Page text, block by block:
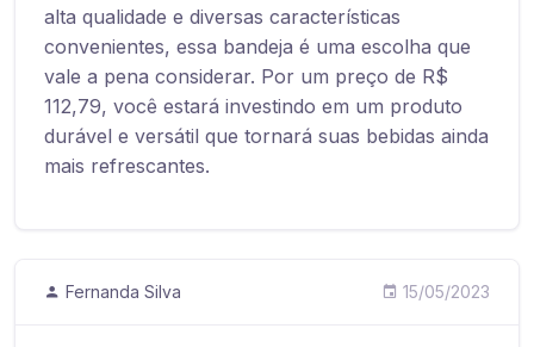
alta qualidade e diversas características
convenientes, essa bandeja é uma escolha que
vale a pena considerar. Por um preço de R$
112,79, você estará investindo em um produto
durável e versátil que tornará suas bebidas ainda
mais refrescantes.
Fernanda Silva 15/05/2023